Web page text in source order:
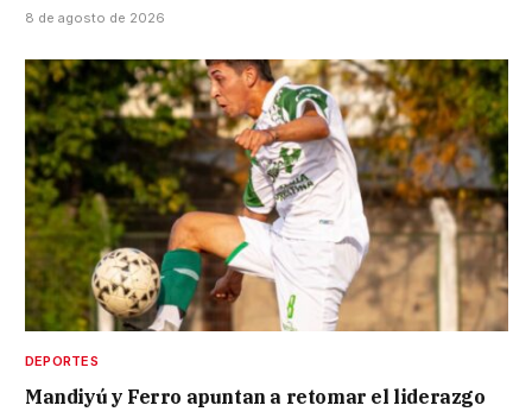
8 de agosto de 2026
DEPORTES
Mandiyú y Ferro apuntan a retomar el liderazgo